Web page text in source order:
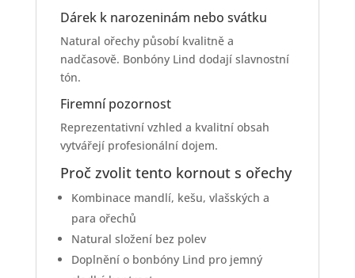
Dárek k narozeninám nebo svátku
Natural ořechy působí kvalitně a
nadčasově. Bonbóny Lind dodají slavnostní
tón.
Firemní pozornost
Reprezentativní vzhled a kvalitní obsah
vytvářejí profesionální dojem.
Proč zvolit tento kornout s ořechy
Kombinace mandlí, kešu, vlašských a
para ořechů
Natural složení bez polev
Doplnění o bonbóny Lind pro jemný